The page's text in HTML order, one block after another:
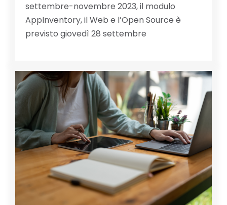
settembre-novembre 2023, il modulo
AppInventory, il Web e l’Open Source è
previsto giovedì 28 settembre